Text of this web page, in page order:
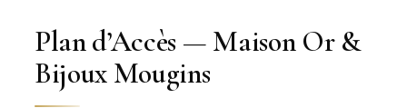
Plan d’Accès — Maison Or &
Bijoux Mougins